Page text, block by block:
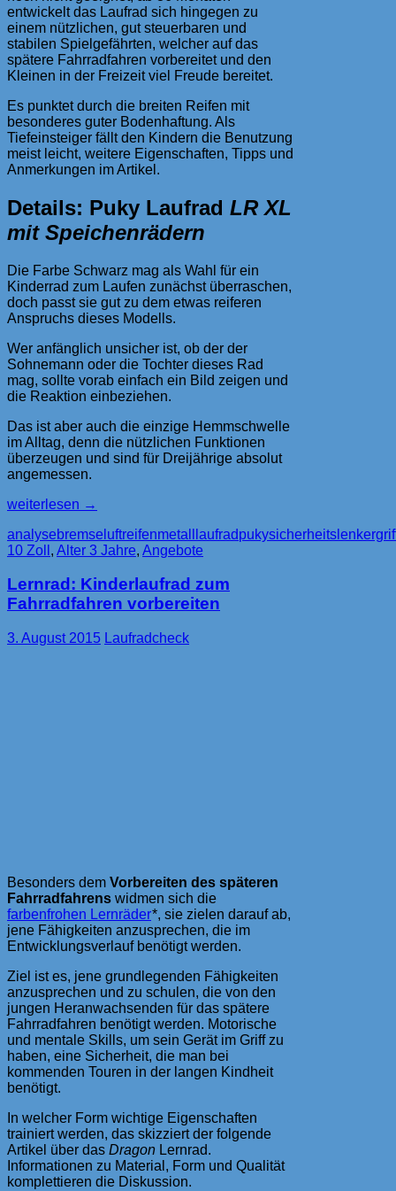
entwickelt das Laufrad sich hingegen zu
einem nützlichen, gut steuerbaren und
stabilen Spielgefährten, welcher auf das
spätere Fahrradfahren vorbereitet und den
Kleinen in der Freizeit viel Freude bereitet.
Es punktet durch die breiten Reifen mit
besonderes guter Bodenhaftung. Als
Tiefeinsteiger fällt den Kindern die Benutzung
meist leicht, weitere Eigenschaften, Tipps und
Anmerkungen im Artikel.
Details: Puky Laufrad LR XL
mit Speichenrädern
Die Farbe Schwarz mag als Wahl für ein
Kinderrad zum Laufen zunächst überraschen,
doch passt sie gut zu dem etwas reiferen
Anspruchs dieses Modells.
Wer anfänglich unsicher ist, ob der der
Sohnemann oder die Tochter dieses Rad
mag, sollte vorab einfach ein Bild zeigen und
die Reaktion einbeziehen.
Das ist aber auch die einzige Hemmschwelle
im Alltag, denn die nützlichen Funktionen
überzeugen und sind für Dreijährige absolut
angemessen.
Laufrad
Speichen
–
LR
XL
mit
extra
breiten
weiterlesen →
analysebremse luftreifenmetalllaufradpuky
10 Zoll , Alter 3 Jahre, Angebote
Lernrad: Kinderlaufrad zum
Fahrradfahren vorbereiten
3. August 2015 Laufradcheck
Besonders dem Vorbereiten des späteren
Fahrradfahrens widmen sich die
farbenfrohen Lernräder*, sie zielen darauf ab,
jene Fähigkeiten anzusprechen, die im
Entwicklungsverlauf benötigt werden.
Ziel ist es, jene grundlegenden Fähigkeiten
anzusprechen und zu schulen, die von den
jungen Heranwachsenden für das spätere
Fahrradfahren benötigt werden. Motorische
und mentale Skills, um sein Gerät im Griff zu
haben, eine Sicherheit, die man bei
kommenden Touren in der langen Kindheit
benötigt.
In welcher Form wichtige Eigenschaften
trainiert werden, das skizziert der folgende
Artikel über das Dragon Lernrad.
Informationen zu Material, Form und Qualität
komplettieren die Diskussion.